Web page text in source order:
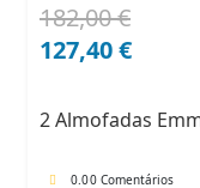
182,00€
O
preço
182,00 €.
127,40€
O
preço
127,40 €.
2 Almofadas
0.00 Comentários